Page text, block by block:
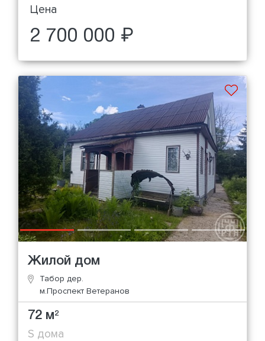
Цена
2 700 000 ₽
Жилой дом
Табор дер.
м.Проспект Ветеранов
72 м2
S дома